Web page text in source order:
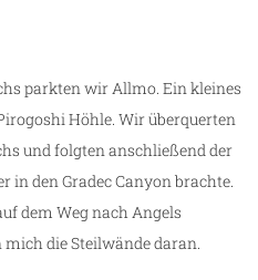
parkten wir Allmo. Ein kleines
Höhle. Wir überquerten
und folgten anschließend der
in den Gradec Canyon brachte.
dem Weg nach Angels
die Steilwände daran.